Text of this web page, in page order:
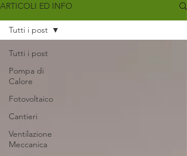
ARTICOLI ED INFO
Tutti i post
Pompa di
Calore
Fotovoltaico
Cantieri
Ventilazione
Meccanica
Tutti i post